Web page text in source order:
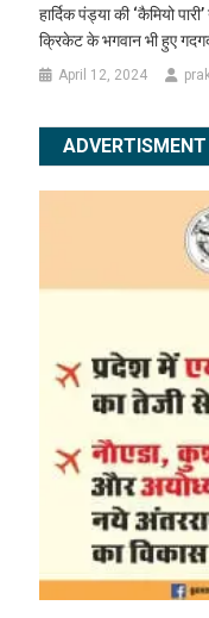
हार्दिक पंड्या की ‘कैमियो
क्रिकेट के भगवान भी हुए
April 12, 2024
ADVERTISMENT